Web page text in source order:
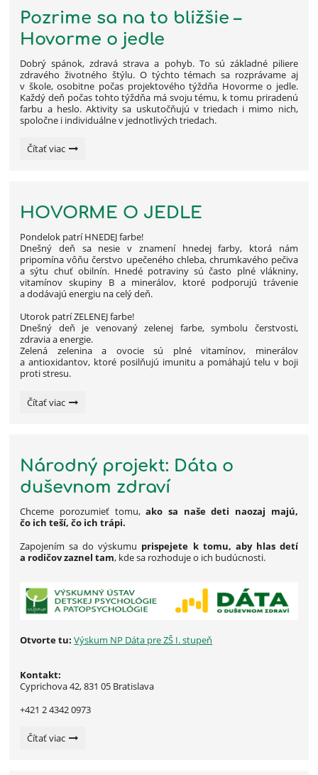
Pozrime sa na to bližšie –
Hovorme o jedle
Dobrý spánok, zdravá strava a pohyb. To sú základné piliere
zdravého životného štýlu. O týchto témach sa rozprávame aj
v škole, osobitne počas projektového týždňa Hovorme o jedle.
Každý deň počas tohto týždňa má svoju tému, k tomu priradenú
farbu a heslo. Aktivity sa uskutočňujú v triedach i mimo nich,
spoločne i individuálne v jednotlivých triedach.
Pozrime
–
o
jedle:
Čítať viac
HOVORME O JEDLE
Pondelok patrí HNEDEJ farbe!
Dnešný deň sa nesie v znamení hnedej farby, ktorá nám
pripomína vôňu čerstvo upečeného chleba, chrumkavého pečiva
a sýtu chuť obilnín. Hnedé potraviny sú často plné vlákniny,
vitamínov skupiny B a minerálov, ktoré podporujú trávenie
a dodávajú energiu na celý deň.
Utorok patrí ZELENEJ farbe!
Dnešný deň je venovaný zelenej farbe, symbolu čerstvosti,
zdravia a energie.
Zelená zelenina a ovocie sú plné vitamínov, minerálov
a antioxidantov, ktoré posilňujú imunitu a pomáhajú telu v boji
proti stresu.
HOVORME
Čítať viac
Národný projekt: Dáta o
duševnom zdraví
Chceme porozumieť tomu,ako sa naše deti naozaj majú,
čo ich teší, čo ich trápi.
Zapojením sa do výskumu prispejete k tomu, aby hlas detí
a rodičov zaznel tam, kde sa rozhoduje o ich budúcnosti.
Otvorte tu:Výskum NP Dáta pre ZŠ I. stupeň
Kontakt:
Cyprichova 42, 831 05 Bratislava
+421 2 4342 0973
Národný
Čítať viac